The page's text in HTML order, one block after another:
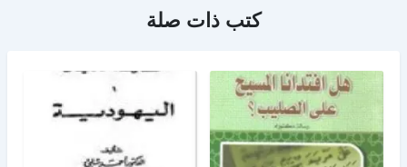
كتب ذات صلة